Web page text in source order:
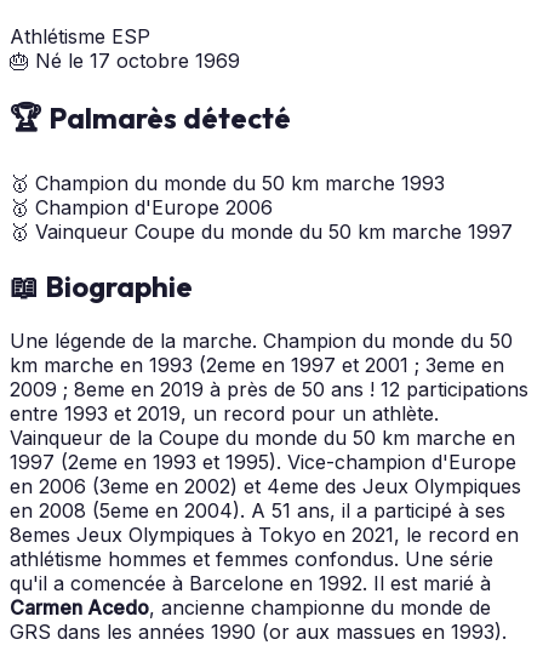
Athlétisme ESP
🎂 Né le 17 octobre 1969
🏆 Palmarès détecté
🥇 Champion du monde du 50 km marche 1993
🥇 Champion d'Europe 2006
🥇 Vainqueur Coupe du monde du 50 km marche 1997
📖 Biographie
Une légende de la marche. Champion du monde du 50
km marche en 1993 (2eme en 1997 et 2001 ; 3eme en
2009 ; 8eme en 2019 à près de 50 ans ! 12 participations
entre 1993 et 2019, un record pour un athlète.
Vainqueur de la Coupe du monde du 50 km marche en
1997 (2eme en 1993 et 1995). Vice-champion d'Europe
en 2006 (3eme en 2002) et 4eme des Jeux Olympiques
en 2008 (5eme en 2004). A 51 ans, il a participé à ses
8emes Jeux Olympiques à Tokyo en 2021, le record en
athlétisme hommes et femmes confondus. Une série
qu'il a comencée à Barcelone en 1992. Il est marié à
Carmen Acedo, ancienne championne du monde de
GRS dans les années 1990 (or aux massues en 1993).